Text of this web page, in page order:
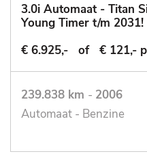
3.0i Automaat - Titan
Young Timer t/m 2031!
€ 6.925,-
of € 121,-
239.838 km - 2006
Automaat - Benzine